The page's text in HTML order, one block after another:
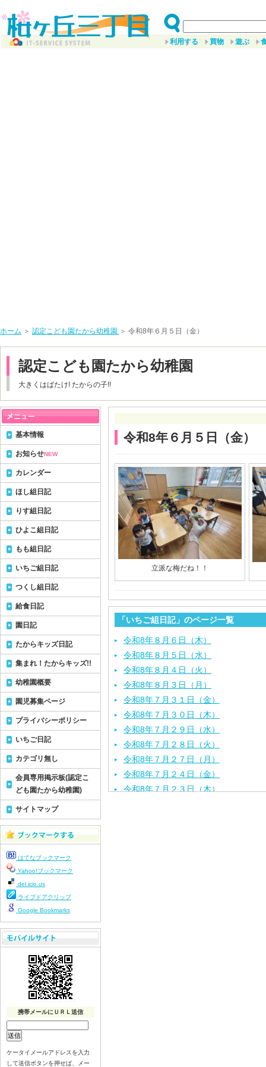
利用する 買物 遊ぶ
ホーム ＞ 認定こども園たから幼稚園 ＞ 令和8年６月５日（金）
認定こども園たから幼稚園
大きくはばたけ! たからの子!!
令和8年６月５日（金）
立派な梅だね！！
「いちご組日記」のページ一覧
令和8年８月６日（木）
令和8年８月５日（水）
令和8年８月４日（火）
令和8年８月３日（月）
令和8年７月３１日（金）
令和8年７月３０日（木）
令和8年７月２９日（水）
令和8年７月２８日（火）
令和8年７月２７日（月）
令和8年７月２４日（金）
令和8年７月２３日（木）
基本情報
お知らせNEW
カレンダー
ほし組日記
りす組日記
ひよこ組日記
もも組日記
いちご組日記
つくし組日記
給食日記
園日記
たからキッズ日記
集まれ！たからキッズ!!
幼稚園概要
園児募集ページ
プライバシーポリシー
いちご日記
カテゴリ無し
会員専用掲示板(認定こ
ども園たから幼稚園)
サイトマップ
はてなブックマーク
Yahoo!ブックマーク
del.icio.us
ライブドアクリップ
Google Bookmarks
携帯メールにＵＲＬ送信
ケータイメールアドレスを入力
して送信ボタンを押せば、メー